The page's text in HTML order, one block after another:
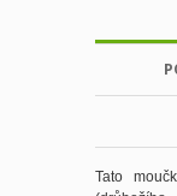
Tato